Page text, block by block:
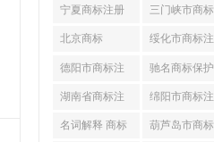
册
宁夏商标注册 三门峡市商标
注册
北京商标 绥化市商标注
册
德阳市商标注
册
驰名商标保护
湖南省商标注
册
绵阳市商标注
册
名词解释 商标 葫芦岛市商标